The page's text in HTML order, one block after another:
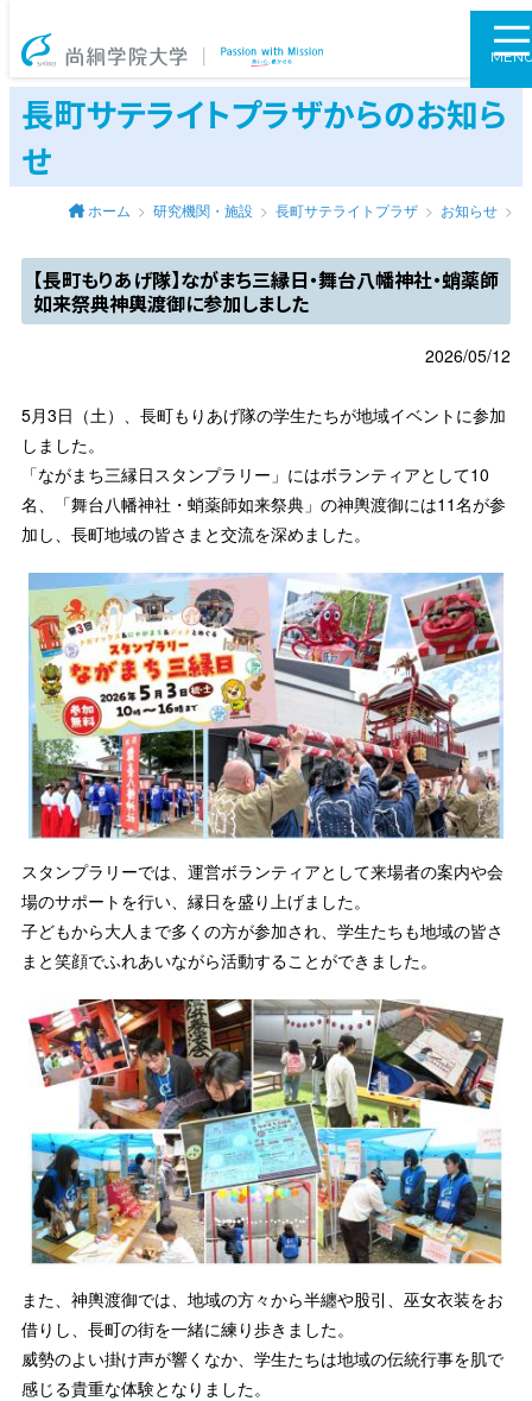
尚絅学院大学
長町サテライトプラザからのお知ら
せ
ホーム 研究機関・施設 長町サテライトプラザ お知らせ
【長町もりあげ隊】ながまち三縁日・舞台八幡神社・蛸薬師
如来祭典神輿渡御に参加しました
2026/05/12
5月3日（土）、長町もりあげ隊の学生たちが地域イベントに参加
しました。
「ながまち三縁日スタンプラリー」にはボランティアとして10
名、「舞台八幡神社・蛸薬師如来祭典」の神輿渡御には11名が参
加し、長町地域の皆さまと交流を深めました。
スタンプラリーでは、運営ボランティアとして来場者の案内や会
場のサポートを行い、縁日を盛り上げました。
子どもから大人まで多くの方が参加され、学生たちも地域の皆さ
まと笑顔でふれあいながら活動することができました。
また、神輿渡御では、地域の方々から半纏や股引、巫女衣装をお
借りし、長町の街を一緒に練り歩きました。
威勢のよい掛け声が響くなか、学生たちは地域の伝統行事を肌で
感じる貴重な体験となりました。